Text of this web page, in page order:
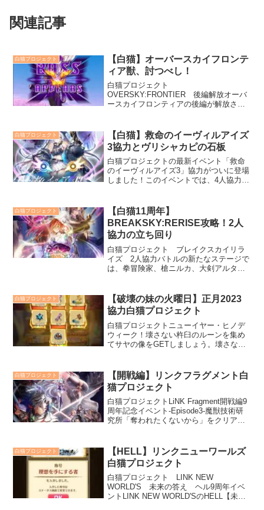
関連記事
白猫プロジェクト
【白猫】オーバースカイフロンテ
ィア獣、討つべし！
白猫プロジェクト
OVERSKY:FRONTIER 後編解放オーバ
ースカイフロンティアの後編が解放され
は指先の獣です。杖エレノアで簡単に倒
せます。ナナシの手甲感電無効がありま
す。
白猫プロジェクト
【白猫】救命のイーヴィルアイズ
3協力とヴリシャカピの石板
白猫プロジェクトの最新イベント「救命
のイーヴィルアイズ3」協力がついに登場
しました！このイベントでは、4人協力プ
の大剣リンド、槍メラルーカ、弓フーシ
ャが特に適性を持っており、彼らを活用
することで攻略が一層楽になります。
白猫プロジェクト
【白猫11周年】
BREAKSKY:RERISE攻略！2人
協力の立ち回り
白猫プロジェクト ブレイクスカイリラ
イズ 2人協力バトルの新たなステージで
は、拳冒険家、槍ニルカ、大剣アルタ、
戦略性を一層深めています。本記事で
は、イベントの魅力と攻略ポイントを徹
底解説。あなたの冒険がもっと楽しく、
もっと強くなるヒントをお届けします！
白猫プロジェクト
【破壊の妹の火曜日】正月2023
協力白猫プロジェクト
白猫プロジェクトニューイヤー・ヒノデ
ウィーク！壊さない杵臼のルーンを集め
てサヤの像をGETしましょう。壊さない
火曜日クリア条件は一体でも多く敵を倒
せ!スコアアタックです。サヤの鏡餅
白猫プロジェクト
【開戦編】リンクフラグメント白
猫プロジェクト
白猫プロジェクトLiNK Fragment開戦編9
周年記念イベント-Episode3-魔獣技術研
究所「奪われたくないから」をクリアす
虹の欠片のルーンを獲得できます。
白猫プロジェクト
【HELL】リンクニューワールズ
白猫プロジェクト
白猫プロジェクト LINK NEW
WORLD'S 未来の答え ヘル9周年イベ
ントLINK NEW WORLD'SのHELL【未来